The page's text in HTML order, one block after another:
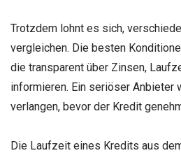
Trotzdem lohnt es sich,
vergleichen. Die besten
die transparent über Zinsen,
informieren. Ein seriöser Anbieter
verlangen, bevor der Kredit
Die Laufzeit eines Kredits aus